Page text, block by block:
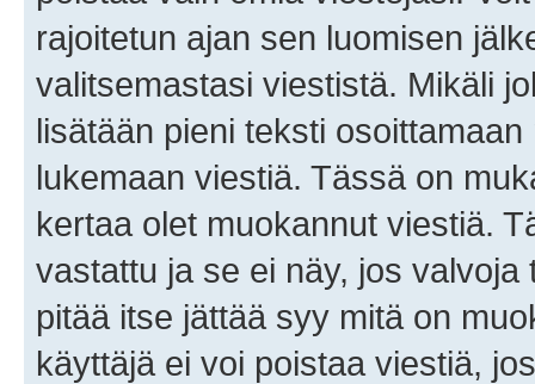
rajoitetun ajan sen luomisen
valitsemastasi viestistä. Mikäli
lisätään pieni teksti
lukemaan viestiä. Tässä on
kertaa olet muokannut viestiä.
vastattu ja se ei näy, jos
pitää itse jättää syy mitä on
käyttäjä ei voi poistaa viestiä,